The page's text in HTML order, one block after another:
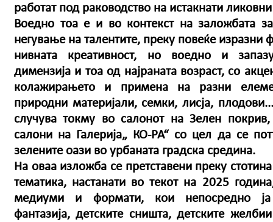
работат под раководство на истакнати
Воедно тоа е и во контекст на заложбата
негување на талентите, преку повеќе
нивната креативност, но воедно и
димензија и тоа од најраната возраст, со
колажирањето и примена на разни
природни материјали, семки, лисја,
случува токму во салонот на Зелен
салони на Галерија„ КО-РА“ со цел да се
зелените оази во урбаната градска средина.
На оваа изложба се претставени преку
тематика, настанати во текот на 2025
медиуми и формати, кои непосредно ја
фантазија, детските сништа, детските